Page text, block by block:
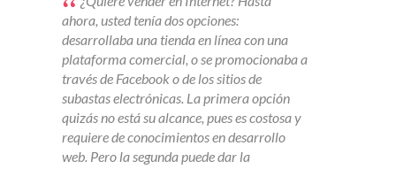
ahora, usted tenía dos opciones:
desarrollaba una tienda en línea con una
plataforma comercial, o se promocionaba a
través de Facebook o de los sitios de
subastas electrónicas. La primera opción
quizás no está su alcance, pues es costosa y
requiere de conocimientos en desarrollo
web. Pero la segunda puede dar la